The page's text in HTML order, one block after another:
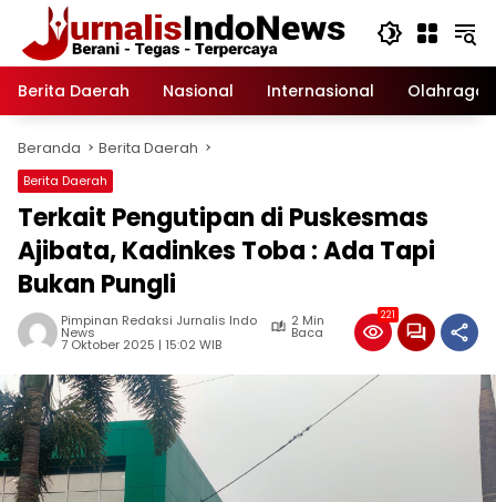
Langsung
konten
Berita Daerah
Nasional Internasional Olahraga
Beranda Berita Daerah
Berita Daerah
Terkait Pengutipan di Puskesmas
Ajibata, Kadinkes Toba : Ada Tapi
Bukan Pungli
Pimpinan Redaksi Jurnalis Indo
News
2 Min
Baca
7 Oktober 2025 | 15:02 WIB
221